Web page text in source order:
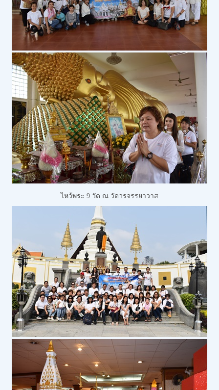
ไหว้พระ 9 วัด ณ วัดวรจรรยาวาส